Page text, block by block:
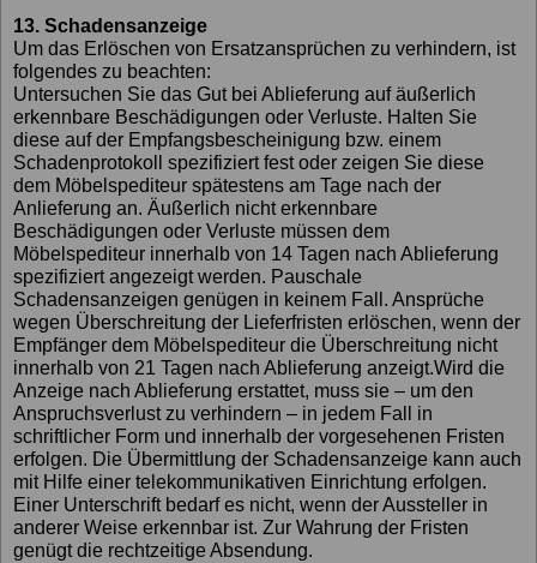
13. Schadensanzeige
Um das Erlöschen von Ersatzansprüchen zu verhindern, ist
folgendes zu beachten:
Untersuchen Sie das Gut bei Ablieferung auf äußerlich
erkennbare Beschädigungen oder Verluste. Halten Sie
diese auf der Empfangsbescheinigung bzw. einem
Schadenprotokoll spezifiziert fest oder zeigen Sie diese
dem Möbelspediteur spätestens am Tage nach der
Anlieferung an. Äußerlich nicht erkennbare
Beschädigungen oder Verluste müssen dem
Möbelspediteur innerhalb von 14 Tagen nach Ablieferung
spezifiziert angezeigt werden. Pauschale
Schadensanzeigen genügen in keinem Fall. Ansprüche
wegen Überschreitung der Lieferfristen erlöschen, wenn der
Empfänger dem Möbelspediteur die Überschreitung nicht
innerhalb von 21 Tagen nach Ablieferung anzeigt.Wird die
Anzeige nach Ablieferung erstattet, muss sie – um den
Anspruchsverlust zu verhindern – in jedem Fall in
schriftlicher Form und innerhalb der vorgesehenen Fristen
erfolgen. Die Übermittlung der Schadensanzeige kann auch
mit Hilfe einer telekommunikativen Einrichtung erfolgen.
Einer Unterschrift bedarf es nicht, wenn der Aussteller in
anderer Weise erkennbar ist. Zur Wahrung der Fristen
genügt die rechtzeitige Absendung.